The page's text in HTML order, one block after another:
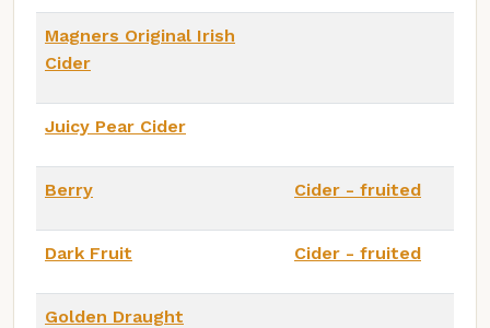
Magners Original Irish
Cider
Juicy Pear Cider
Berry Cider - fruited
Dark Fruit Cider - fruited
Golden Draught